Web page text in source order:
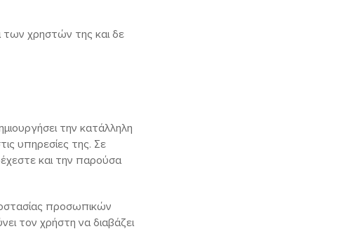
των χρηστών της και δε
την κατάλληλη
υπηρεσίες της. Σε
και την παρούσα
προσωπικών
τον χρήστη να διαβάζει